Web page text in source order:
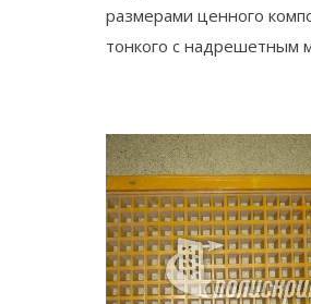
размерами ценного
тонкого с надрешетным